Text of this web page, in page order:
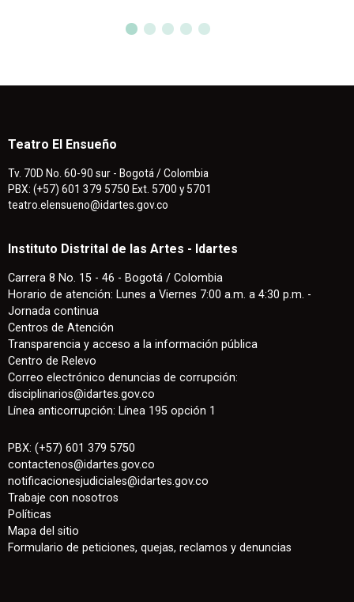
Teatro El Ensueño
Tv. 70D No. 60-90 sur - Bogotá / Colombia
PBX: (+57) 601 379 5750 Ext. 5700 y 5701
teatro.elensueno@idartes.gov.co
Instituto Distrital de las Artes - Idartes
Carrera 8 No. 15 - 46 - Bogotá / Colombia
Horario de atención: Lunes a Viernes 7:00 a.m. a 4:30 p.m. -
Jornada continua
Centros de Atención
Transparencia y acceso a la información pública
Centro de Relevo
Correo electrónico denuncias de corrupción:
disciplinarios@idartes.gov.co
Línea anticorrupción: Línea 195 opción 1
PBX: (+57) 601 379 5750
contactenos@idartes.gov.co
notificacionesjudiciales@idartes.gov.co
Trabaje con nosotros
Políticas
Mapa del sitio
Formulario de peticiones, quejas, reclamos y denuncias